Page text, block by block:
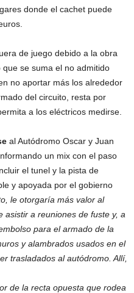
donde el cachet puede
de juego debido a la obra
se suma el no admitido
no aportar más los alrededor
del circuito, resta por
a los eléctricos medirse.
al Autódromo Oscar y Juan
un mix con el paso
el tunel y la pista de
y apoyada por el gobierno
le otorgaría más valor al
asistir a reuniones de fuste y, a
para el armado de la
y alambrados usados en el
trasladados al autódromo. Allí,
de la recta opuesta que rodea